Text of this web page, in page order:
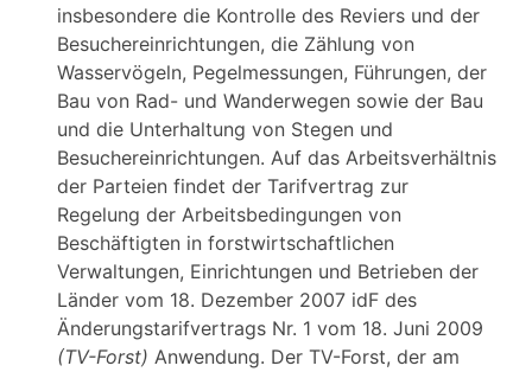
insbesondere die Kontrolle des Reviers und der
Besuchereinrichtungen, die Zählung von
Wasservögeln, Pegelmessungen, Führungen, der
Bau von Rad- und Wanderwegen sowie der Bau
und die Unterhaltung von Stegen und
Besuchereinrichtungen. Auf das Arbeitsverhältnis
der Parteien findet der Tarifvertrag zur
Regelung der Arbeitsbedingungen von
Beschäftigten in forstwirtschaftlichen
Verwaltungen, Einrichtungen und Betrieben der
Länder vom 18. Dezember 2007 idF des
Änderungstarifvertrags Nr. 1 vom 18. Juni 2009
(TV-Forst) Anwendung. Der TV-Forst, der am